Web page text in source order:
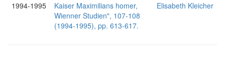
1994-1995
Kaiser Maximilians homer,
Wienner Studien", 107-108
(1994-1995), pp. 613-617.
Elisabeth Kleicher